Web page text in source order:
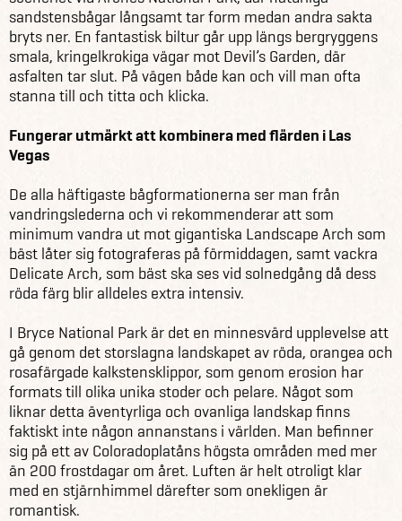
sandstensbågar långsamt tar form medan andra sakta
bryts ner. En fantastisk biltur går upp längs bergryggens
smala, kringelkrokiga vägar mot Devil’s Garden, där
asfalten tar slut. På vägen både kan och vill man ofta
stanna till och titta och klicka.
Fungerar utmärkt att kombinera med flärden i Las
Vegas
De alla häftigaste bågformationerna ser man från
vandringslederna och vi rekommenderar att som
minimum vandra ut mot gigantiska Landscape Arch som
bäst låter sig fotograferas på förmiddagen, samt vackra
Delicate Arch, som bäst ska ses vid solnedgång då dess
röda färg blir alldeles extra intensiv.
I Bryce National Park är det en minnesvärd upplevelse att
gå genom det storslagna landskapet av röda, orangea och
rosafärgade kalkstensklippor, som genom erosion har
formats till olika unika stoder och pelare. Något som
liknar detta äventyrliga och ovanliga landskap finns
faktiskt inte någon annanstans i världen. Man befinner
sig på ett av Coloradoplatåns högsta områden med mer
än 200 frostdagar om året. Luften är helt otroligt klar
med en stjärnhimmel därefter som onekligen är
romantisk.